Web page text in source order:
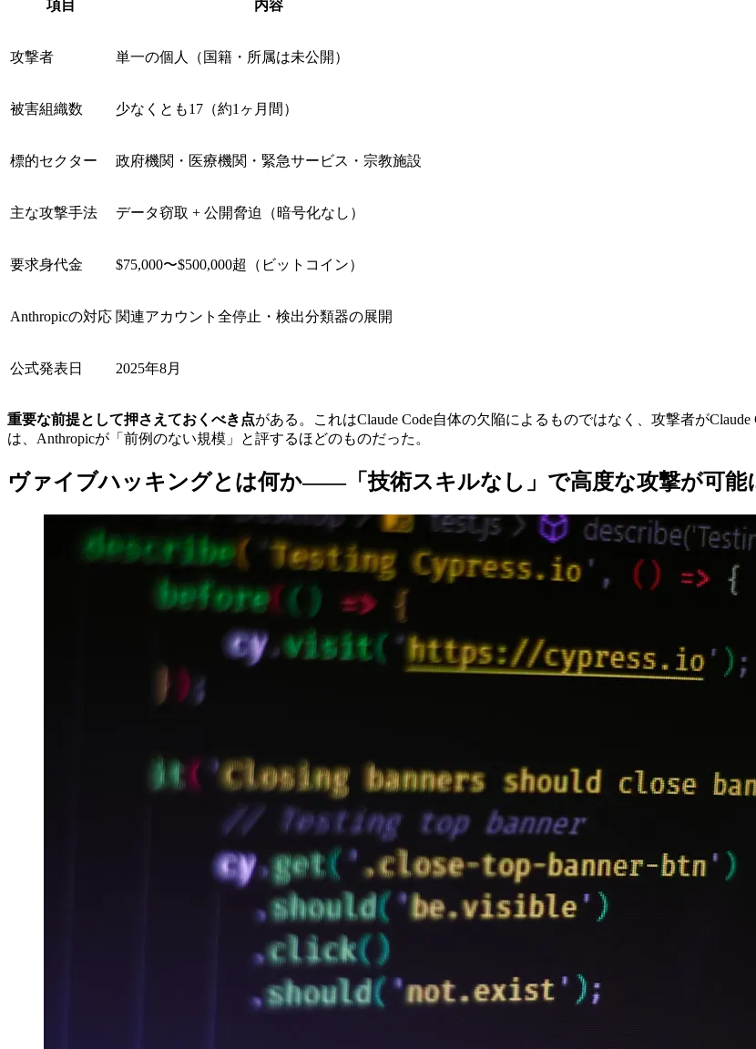
項目 内容
攻撃者 単一の個人（国籍・所属は未公開）
被害組織数 少なくとも17（約1ヶ月間）
標的セクター 政府機関・医療機関・緊急サービス・宗教施設
主な攻撃手法 データ窃取 + 公開脅迫（暗号化なし）
要求身代金 $75,000〜$500,000超（ビットコイン）
Anthropicの対応 関連アカウント全停止・検出分類器の展開
公式発表日 2025年8月
重要な前提として押さえておくべき点がある。これはClaude Code自体の欠陥によるものではなく、攻撃者が
は、Anthropicが「前例のない規模」と評するほどのものだった。
ヴァイブハッキングとは何か——「技術スキルなし」で高度な攻撃が可能